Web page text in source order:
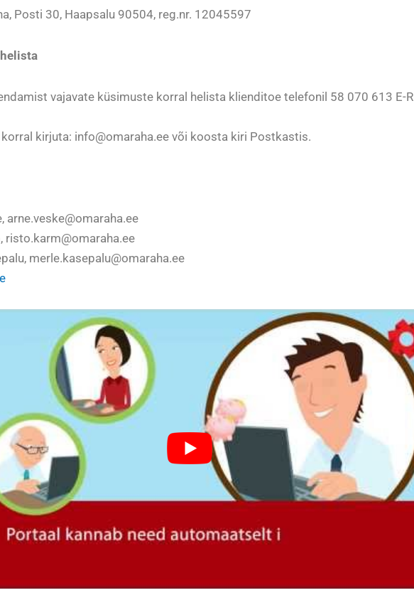
Posti 30, Haapsalu 90504, reg.nr. 12045597
vajavate küsimuste korral helista klienditoe telefonil 58 070 613 E-R
kirjuta: info@omaraha.ee või koosta kiri Postkastis.
arne.veske@omaraha.ee
risto.karm@omaraha.ee
merle.kasepalu@omaraha.ee